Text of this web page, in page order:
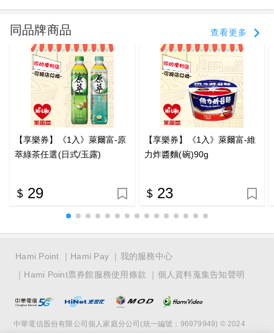
同品牌商品 查看更多
【享樂券】《1入》萊爾富-原
萃綠茶任選(日式/玉露)
29
【享樂券】《1入》萊爾富-維
力炸醬麵(碗)90g
23
Hami Point Hami Pay
我的服務中心
Hami Point票券館服務使用條款
個人資料蒐集告知聲明
中華電信股份有限公司個人家庭分公司(統一編號：96979949) © 2024